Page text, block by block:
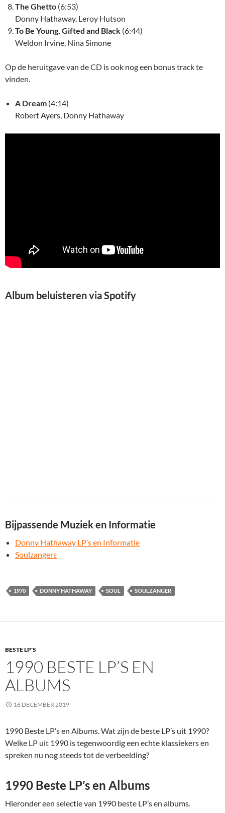
The Ghetto (6:53)
Donny Hathaway, Leroy Hutson
To Be Young, Gifted and Black (6:44)
Weldon Irvine, Nina Simone
Op de heruitgave van de CD is ook nog een bonus track te
vinden.
A Dream (4:14)
Robert Ayers, Donny Hathaway
Album beluisteren via Spotify
Bijpassende Muziek en Informatie
Donny Hathaway LP’s en Informatie
Soulzangers
1970 DONNY HATHAWAY SOUL SOULZANGER
BESTE LP'S
1990 BESTE LP’S EN
ALBUMS
16 DECEMBER 2019
1990 Beste LP’s en Albums. Wat zijn de beste LP’s uit 1990?
Welke LP uit 1990 is tegenwoordig een echte klassiekers en
spreken nu nog steeds tot de verbeelding?
1990 Beste LP’s en Albums
Hieronder een selectie van 1990 beste LP’s en albums.